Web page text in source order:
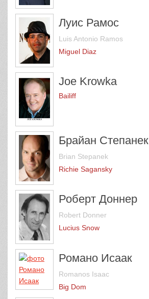
Луис Рамос
Luis Antonio Ramos
Miguel Diaz
Joe Krowka
Bailiff
Брайан Степанек
Brian Stepanek
Richie Sagansky
Роберт Доннер
Robert Donner
Lucius Snow
Романо Исаак
Romanos Isaac
Big Dom